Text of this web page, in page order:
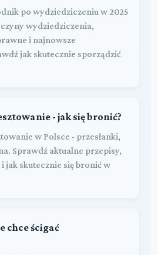
po wydziedziczeniu w 2025
wydziedziczenia,
i najnowsze
jak skutecznie sporządzić
- jak się bronić?
w Polsce - przesłanki,
Sprawdź aktualne przepisy,
jak skutecznie się bronić w
chce ścigać